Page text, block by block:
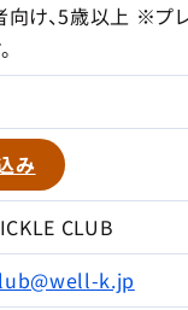
け、5歳以上 ※プ
み
CLUB
k.jp